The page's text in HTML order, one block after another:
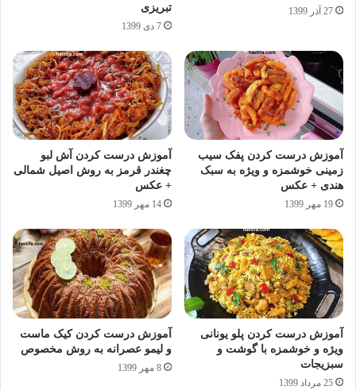
27 آذر 1399
تبریزی
7 دی 1399
آموزش درست کردن پفک سیب
زمینی خوشمزه و ویژه به سبک
هندی + عکس
19 مهر 1399
آموزش درست کردن آش لبو
چغندر قرمز به روش اصیل شمالی
+ عکس
14 مهر 1399
آموزش درست کردن پلو یونانی
ویژه و خوشمزه با گوشت و
سبزیجات
25 مرداد 1399
آموزش درست کردن کیک ماست
و لیمو عصرانه به روش مخصوص
8 مهر 1399